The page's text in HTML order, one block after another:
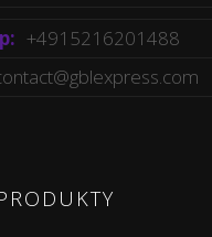
+4915216201488